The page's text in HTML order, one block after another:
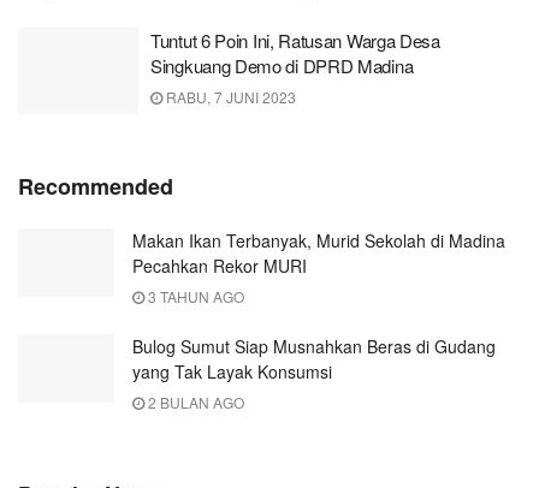
Tuntut 6 Poin Ini, Ratusan Warga Desa
Singkuang Demo di DPRD Madina
RABU, 7 JUNI 2023
Recommended
Makan Ikan Terbanyak, Murid Sekolah di Madina
Pecahkan Rekor MURI
3 TAHUN AGO
Bulog Sumut Siap Musnahkan Beras di Gudang
yang Tak Layak Konsumsi
2 BULAN AGO